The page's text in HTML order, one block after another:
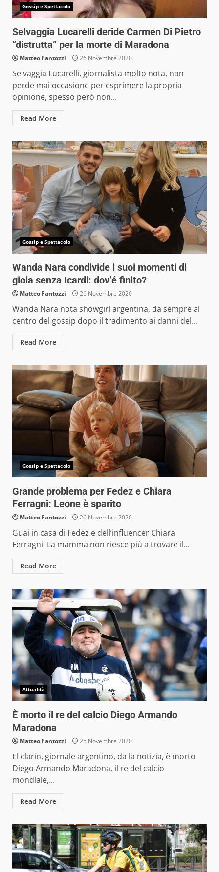
Gossip e Spettacolo
Selvaggia Lucarelli deride Carmen Di Pietro
“distrutta” per la morte di Maradona
Matteo Fantozzi 26 Novembre 2020
Selvaggia Lucarelli, giornalista molto nota, non
perde mai occasione per esprimere la propria
opinione, spesso però non...
Read More
Gossip e Spettacolo
Wanda Nara condivide i suoi momenti di
gioia senza Icardi: dov’é finito?
Matteo Fantozzi 26 Novembre 2020
Wanda Nara nota showgirl argentina, da sempre al
centro del gossip dopo il tradimento ai danni del...
Read More
Gossip e Spettacolo
Grande problema per Fedez e Chiara
Ferragni: Leone è sparito
Matteo Fantozzi 26 Novembre 2020
Guai in casa di Fedez e dell’influencer Chiara
Ferragni. La mamma non riesce più a trovare il...
Read More
Attualità
È morto il re del calcio Diego Armando
Maradona
Matteo Fantozzi 25 Novembre 2020
El clarin, giornale argentino, da la notizia, è morto
Diego Armando Maradona, il re del calcio
mondiale,...
Read More